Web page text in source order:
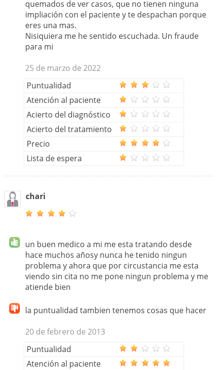
quemados de ver casos, que no tienen ninguna
impliación con el paciente y te despachan porque
eres una mas.
Nisiquiera me he sentido escuchada. Un fraude
para mi
25 de marzo de 2022
Puntualidad
Atención al paciente
Acierto del diagnóstico
Acierto del tratamiento
Precio
Lista de espera
chari
un buen medico a mi me esta tratando desde
hace muchos añosy nunca he tenido ningun
problema y ahora que por circustancia me esta
viendo sin cita no me pone ningun problema y me
atiende bien
la puntualidad tambien tenemos cosas que hacer
20 de febrero de 2013
Puntualidad
Atención al paciente